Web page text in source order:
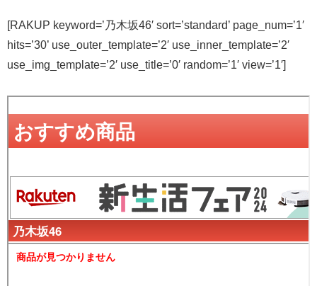
[RAKUP keyword=’乃木坂46′ sort=’standard’ page_num=’1′
hits=’30’ use_outer_template=’2′ use_inner_template=’2′
use_img_template=’2′ use_title=’0′ random=’1′ view=’1′]